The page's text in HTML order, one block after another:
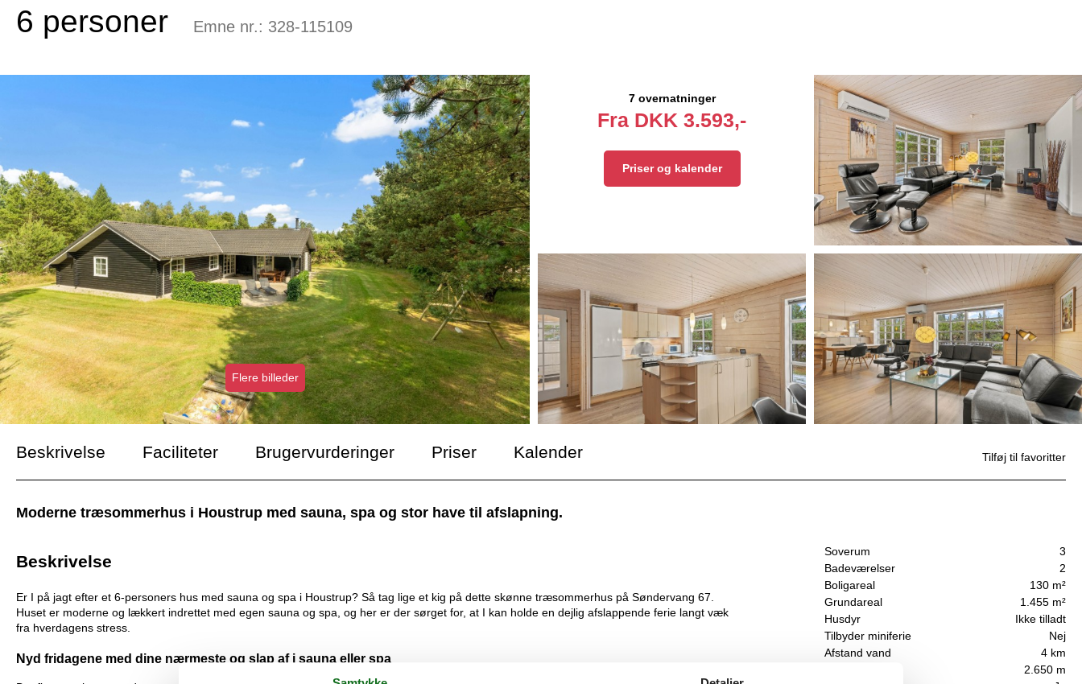
6 personer Emne nr.: 328-115109
Flere billeder
7 overnatninger
Fra DKK 3.593,-
Priser og kalender
Beskrivelse Faciliteter Brugervurderinger Priser Kalender
Moderne træsommerhus i Houstrup med sauna, spa og stor have til afslapning.
Soverum
3
Badeværelser
2
Boligareal
130 m²
Grundareal
1.455 m²
Husdyr
Ikke tilladt
Tilbyder miniferie
Nej
Afstand vand
4 km
2.650 m
Tilføj til favoritter
Beskrivelse
Er I på jagt efter et 6-personers hus med sauna og spa i Houstrup? Så tag lige et kig på dette skønne træsommerhus på Søndervang 67.
Huset er moderne og lækkert indrettet med egen sauna og spa, og her er der sørget for, at I kan holde en dejlig afslappende ferie langt væk
fra hverdagens stress.
Nyd fridagene med dine nærmeste og slap af i sauna eller spa